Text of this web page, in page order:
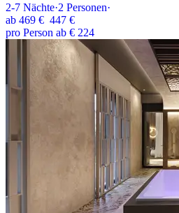
2-7 Nächte·2 Personen·
ab 469 € 447 €
pro Person ab € 224